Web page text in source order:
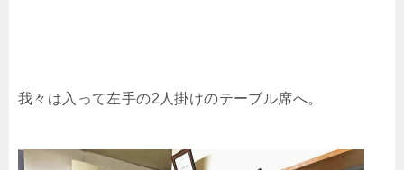
我々は入って左手の2人掛けのテーブル席へ。